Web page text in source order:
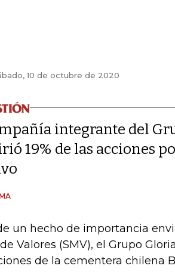
10 de octubre de 2020
integrante del
19% de las acciones
un hecho de importancia
Valores (SMV), el Grupo
de la cementera chilena